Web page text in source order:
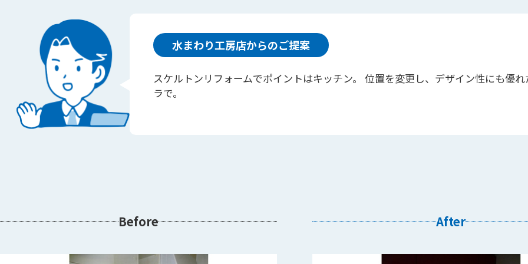
水まわり工房店からのご提案
スケルトンリフォームでポイントはキッチン。 位置を変更し、デザイン性にも優
ラで。
Before After